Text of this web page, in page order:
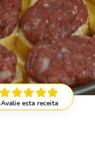
Avalie esta receita